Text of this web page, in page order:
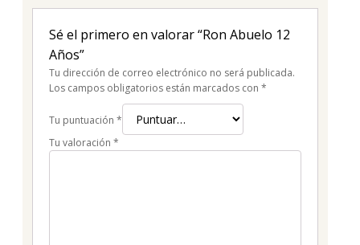
Sé el primero en valorar “Ron Abuelo 12
Años”
Tu dirección de correo electrónico no será publicada.
Los campos obligatorios están marcados con *
Tu puntuación *
Tu valoración *